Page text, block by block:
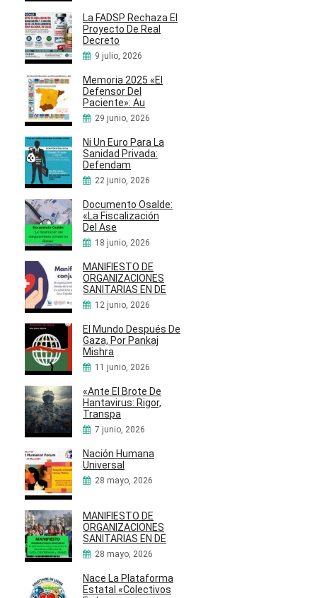
La FADSP Rechaza El
Proyecto De Real
Decreto
9 julio, 2026
Memoria 2025 «El
Defensor Del
Paciente»: Au
29 junio, 2026
Ni Un Euro Para La
Sanidad Privada:
Defendam
22 junio, 2026
Documento Osalde:
«La Fiscalización
Del Ase
18 junio, 2026
MANIFIESTO DE
ORGANIZACIONES
SANITARIAS EN DE
12 junio, 2026
El Mundo Después De
Gaza, Por Pankaj
Mishra
11 junio, 2026
«Ante El Brote De
Hantavirus: Rigor,
Transpa
7 junio, 2026
Nación Humana
Universal
28 mayo, 2026
MANIFIESTO DE
ORGANIZACIONES
SANITARIAS EN DE
28 mayo, 2026
Nace La Plataforma
Estatal «Colectivos